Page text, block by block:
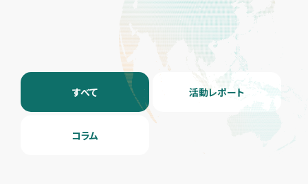
すべて 活動レポート
コラム